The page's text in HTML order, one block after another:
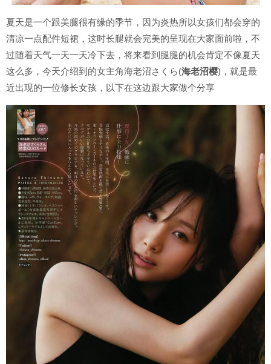
夏天是一个跟美腿很有缘的季节，因为炎热所以女孩们都会穿的
清凉一点配件短裙，这时长腿就会完美的呈现在大家面前啦，不
过随着天气一天一天冷下去，将来看到腿腿的机会肯定不像夏天
这么多，今天介绍到的女主角海老沼さくら(海老沼樱)，就是最
近出现的一位修长女孩，以下在这边跟大家做个分享